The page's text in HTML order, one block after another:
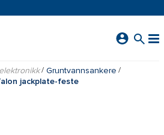
Gruntvannsankere
jackplate-feste